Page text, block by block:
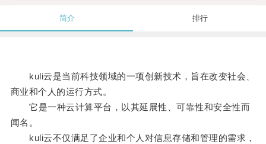
简介 排行
kuli云是当前科技领域的一项创新技术，旨在改变社会、
商业和个人的运行方式。
它是一种云计算平台，以其延展性、可靠性和安全性而
闻名。
kuli云不仅满足了企业和个人对信息存储和管理的需求，